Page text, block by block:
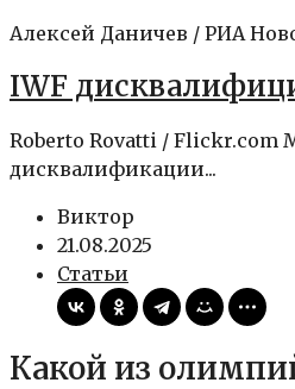
Алексей Даничев / РИА
IWF
Roberto Rovatti /
дисквалификации...
Виктор
21.08.2025
Статьи
Какой из